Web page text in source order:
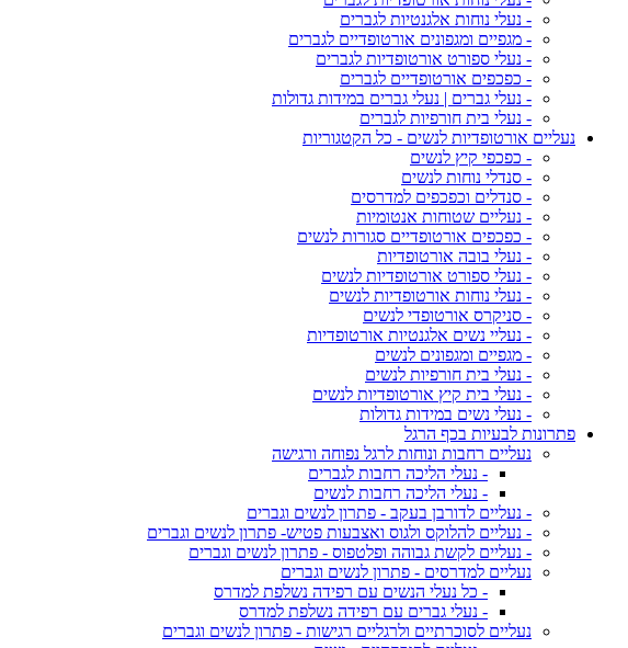
- נעלי נוחות אלגנטיות לגברים
- מגפיים ומגפונים אורטופדיים לגברים
- נעלי ספורט אורטופדיות לגברים
- כפכפים אורטופדיים לגברים
- נעלי גברים | נעלי גברים במידות גדולות
- נעלי בית חורפיות לגברים
נעליים אורטופדיות לנשים - כל הקטגוריות
- כפכפי קיץ לנשים
- סנדלי נוחות לנשים
- סנדלים וכפכפים למדרסים
- נעליים שטוחות אנטומיות
- כפכפים אורטופדיים סגורות לנשים
- נעלי בובה אורטופדיות
- נעלי ספורט אורטופדיות לנשים
- נעלי נוחות אורטופדיות לנשים
- סניקרס אורטופדי לנשים
- נעליי נשים אלגנטיות אורטופדיות
- מגפיים ומגפונים לנשים
- נעלי בית חורפיות לנשים
- נעלי בית קיץ אורטופדיות לנשים
- נעלי נשים במידות גדולות
פתרונות לבעיות בכף הרגל
נעליים רחבות ונוחות לרגל נפוחה ורגישה
- נעלי הליכה רחבות לגברים
- נעלי הליכה רחבות לנשים
- נעליים לדורבן בעקב - פתרון לנשים וגברים
- נעליים להלוקס ולגוס ואצבעות פטיש- פתרון לנשים וגברים
- נעליים לקשת גבוהה ופלטפוס - פתרון לנשים וגברים
נעליים למדרסים - פתרון לנשים וגברים
- כל נעלי הנשים עם רפידה נשלפת למדרס
- נעלי גברים עם רפידה נשלפת למדרס
נעליים לסוכרתיים ולרגליים רגישות - פתרון לנשים וגברים